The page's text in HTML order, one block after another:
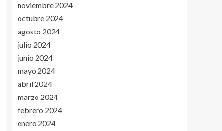
noviembre 2024
octubre 2024
agosto 2024
julio 2024
junio 2024
mayo 2024
abril 2024
marzo 2024
febrero 2024
enero 2024